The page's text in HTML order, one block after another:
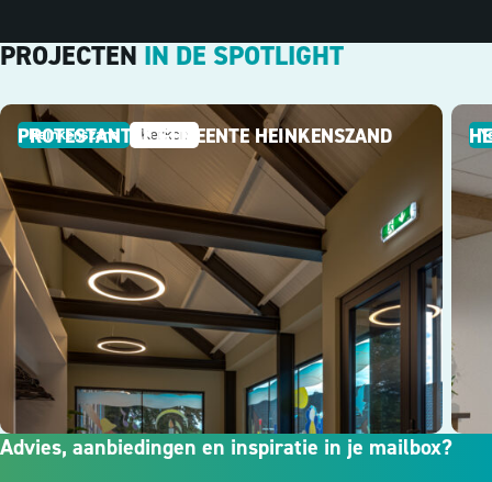
PROJECTEN IN DE SPOTLIGHT
Heinkenszand Kerken
PROTESTANTSE GEMEENTE HEINKENSZAND
Advies, aanbiedingen en inspiratie in je mailbox?